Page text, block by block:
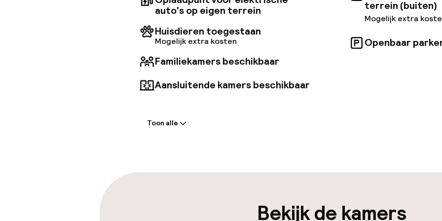
auto's op eigen terrein
Huisdieren toegestaan
Mogelijk extra kosten
Familiekamers beschikbaar
Aansluitende kamers beschikbaar
terrein (buiten)
Mogelijk extra
Openbaar
Toon alle
Bekijk de kamers